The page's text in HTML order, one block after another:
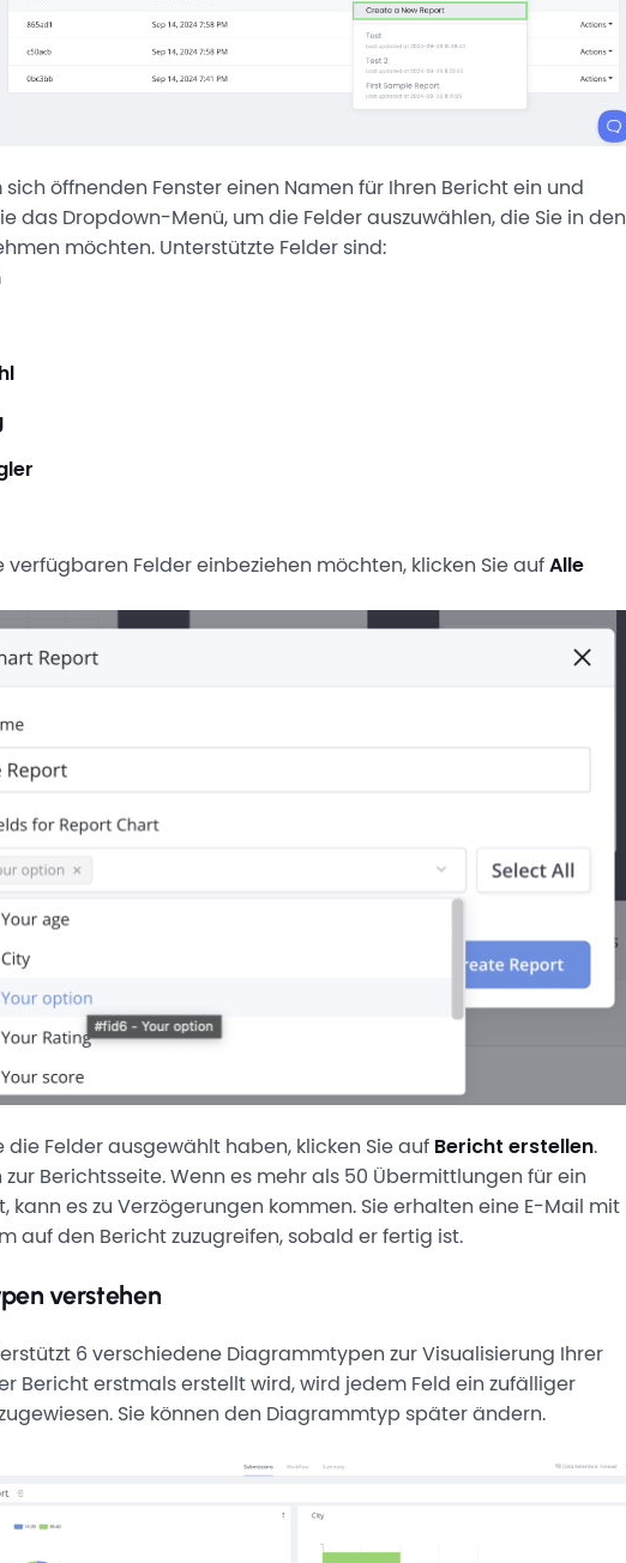
sich öffnenden Fenster einen Namen für Ihren Bericht ein und
das Dropdown-Menü, um die Felder auszuwählen, die Sie in den
möchten. Unterstützte Felder sind:
verfügbaren Felder einbeziehen möchten, klicken Sie aufAlle
die Felder ausgewählt haben, klicken Sie auf Bericht erstellen.
Berichtsseite. Wenn es mehr als 50 Übermittlungen für ein
kann es zu Verzögerungen kommen. Sie erhalten eine E-Mail mit
auf den Bericht zuzugreifen, sobald er fertig ist.
verstehen
6 verschiedene Diagrammtypen zur Visualisierung Ihrer
Bericht erstmals erstellt wird, wird jedem Feld ein zufälliger
Sie können den Diagrammtyp später ändern.